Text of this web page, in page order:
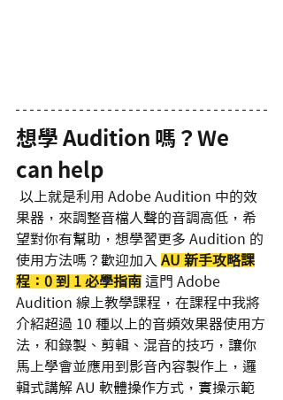
想學 Audition 嗎？We
can help
果器，來調整音檔人聲的音調高低，希
望對你有幫助，想學習更多 Audition 的
使用方法嗎？歡迎加入 AU 新手攻略課
程：0 到 1 必學指南 這門 Adobe
Audition 線上教學課程，在課程中我將
介紹超過 10 種以上的音頻效果器使用方
法，和錄製、剪輯、混音的技巧，讓你
馬上學會並應用到影音內容製作上，邏
輯式講解 AU 軟體操作方式，實操示範